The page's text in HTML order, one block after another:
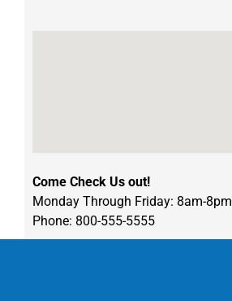
Come Check Us out!
Monday Through Friday: 8am-8pm
Phone: 800-555-5555